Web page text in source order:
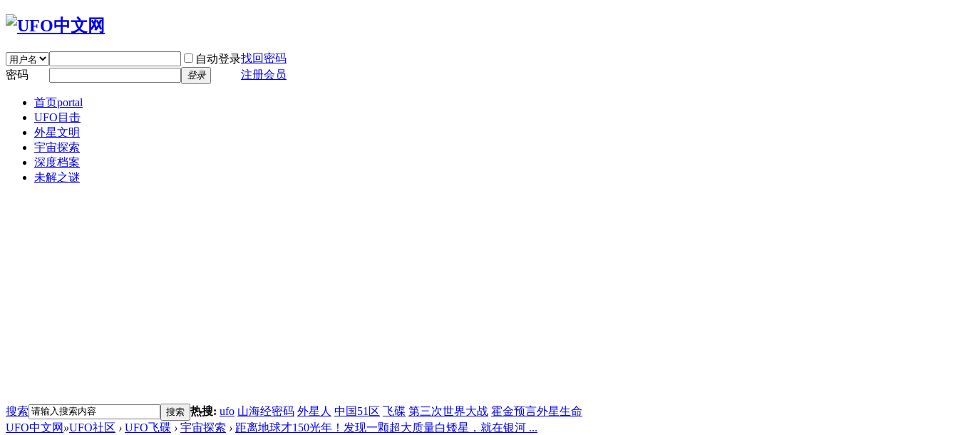
自动登录找回密码
密码
登录 注册会员
首页portal
UFO目击
外星文明
宇宙探索
深度档案
未解之谜
搜索 搜索 热搜: ufo 山海经密码 外星人 中国51区 飞碟 第三次世界大战 霍金预言外星生命
UFO中文网 »UFO社区 › UFO飞碟 › 宇宙探索 › 距离地球才150光年！发现一颗超大质量白矮星，就在银河 ...